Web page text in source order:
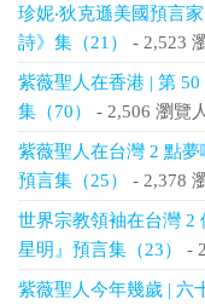
珍妮‧狄克遜美國預言
詩》集（21）
- 2,523
紫薇聖人在香港 | 第
集（70）
- 2,506 瀏覽
紫薇聖人在台灣 2 點夢
預言集（25）
- 2,378
世界宗教領袖在台灣 2
星明』預言集（23）
-
紫薇聖人今年幾歲 | 六